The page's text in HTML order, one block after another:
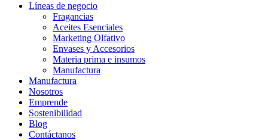
Líneas de negocio
Fragancias
Aceites Esenciales
Marketing Olfativo
Envases y Accesorios
Materia prima e insumos
Manufactura
Manufactura
Nosotros
Emprende
Sostenibilidad
Blog
Contáctanos